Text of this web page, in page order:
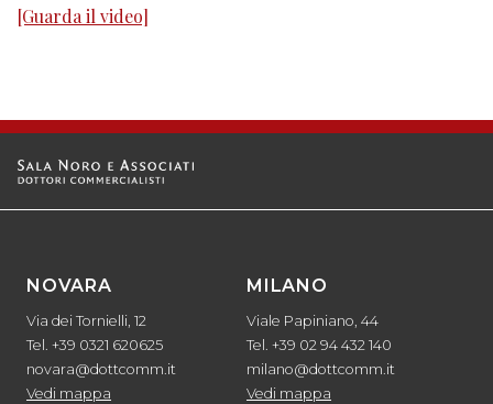
[Guarda il video]
NOVARA
Via dei Tornielli, 12
Tel. +39 0321 620625
novara@dottcomm.it
Vedi mappa
MILANO
Viale Papiniano, 44
Tel. +39 02 94 432 140
milano@dottcomm.it
Vedi mappa